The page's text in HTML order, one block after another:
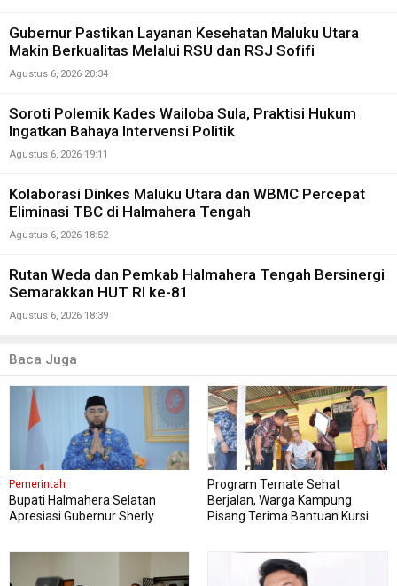
Gubernur Pastikan Layanan Kesehatan Maluku Utara
Makin Berkualitas Melalui RSU dan RSJ Sofifi
Agustus 6, 2026 20:34
Soroti Polemik Kades Wailoba Sula, Praktisi Hukum
Ingatkan Bahaya Intervensi Politik
Agustus 6, 2026 19:11
Kolaborasi Dinkes Maluku Utara dan WBMC Percepat
Eliminasi TBC di Halmahera Tengah
Agustus 6, 2026 18:52
Rutan Weda dan Pemkab Halmahera Tengah Bersinergi
Semarakkan HUT RI ke-81
Agustus 6, 2026 18:39
Baca Juga
Pemerintah
Bupati Halmahera Selatan
Apresiasi Gubernur Sherly
Program Ternate Sehat
Berjalan, Warga Kampung
Pisang Terima Bantuan Kursi